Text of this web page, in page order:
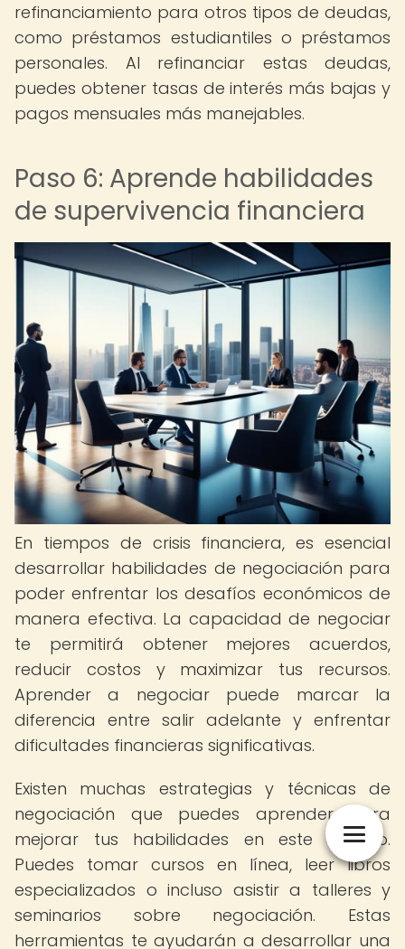
refinanciamiento para otros tipos de deudas,
como préstamos estudiantiles o préstamos
personales. Al refinanciar estas deudas,
puedes obtener tasas de interés más bajas y
pagos mensuales más manejables.
Paso 6: Aprende habilidades
de supervivencia financiera
En tiempos de crisis financiera, es esencial
desarrollar habilidades de negociación para
poder enfrentar los desafíos económicos de
manera efectiva. La capacidad de negociar
te permitirá obtener mejores acuerdos,
reducir costos y maximizar tus recursos.
Aprender a negociar puede marcar la
diferencia entre salir adelante y enfrentar
dificultades financieras significativas.
Existen muchas estrategias y técnicas de
negociación que puedes aprender para
mejorar tus habilidades en este ámbito.
Puedes tomar cursos en línea, leer libros
especializados o incluso asistir a talleres y
seminarios sobre negociación. Estas
herramientas te ayudarán a desarrollar una